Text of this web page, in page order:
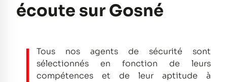
écoute sur Gosné
Tous nos agents de sécurité sont
sélectionnés en fonction de leurs
compétences et de leur aptitude à